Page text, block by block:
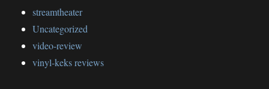
streamtheater
Uncategorized
video-review
vinyl-keks reviews